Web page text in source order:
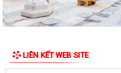
Chẩm 2
TỜ TRÌNH Về việc bổ nhiệm và xếp
TỜ TRÌNH V/v xin ý kiến về Báo cáo
Kế hoạch Tổ chức Hội nghị Tổng...
LIÊN KẾT WEB SITE